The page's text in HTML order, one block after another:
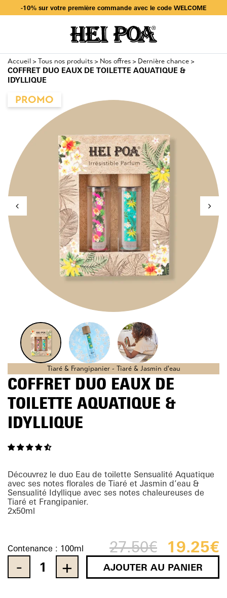
-10% sur votre première commande avec le code WELCOME
Livraison offerte dès 49€ d’achat en sélectionnant Mondial Relay
Accueil > Tous nos produits > Nos offres > Dernière chance >
COFFRET DUO EAUX DE TOILETTE AQUATIQUE &
IDYLLIQUE
PROMO
Tiaré & Frangipanier - Tiaré & Jasmin d'eau
COFFRET DUO EAUX DE
TOILETTE AQUATIQUE &
IDYLLIQUE
Découvrez le duo Eau de toilette Sensualité Aquatique
avec ses notes florales de Tiaré et Jasmin d’eau &
Sensualité Idyllique avec ses notes chaleureuses de
Tiaré et Frangipanier.
2x50ml
27.50€
Le
prix
initial
était :
19.25€
Contenance : 100ml
Quantity AJOUTER AU PANIER